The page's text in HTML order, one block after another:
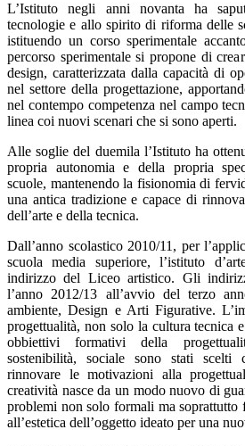
L’Istituto negli anni novanta ha
tecnologie e allo spirito di riforma delle
istituendo un corso sperimentale
percorso sperimentale si propone di
design, caratterizzata dalla capacità di
nel settore della progettazione,
nel contempo competenza nel campo
linea coi nuovi scenari che si sono aperti.
Alle soglie del duemila l’Istituto ha
propria autonomia e della propria
scuole, mantenendo la fisionomia di
una antica tradizione e capace di
dell’arte e della tecnica.
Dall’anno scolastico 2010/11, per
scuola media superiore, l’istituto
indirizzo del Liceo artistico. Gli
l’anno 2012/13 all’avvio del terzo
ambiente, Design e Arti Figurative.
progettualità, non solo la cultura tecnica
obbiettivi formativi della
sostenibilità, sociale sono stati scelti
rinnovare le motivazioni alla
creatività nasce da un modo nuovo di
problemi non solo formali ma soprattutto
all’estetica dell’oggetto ideato per una